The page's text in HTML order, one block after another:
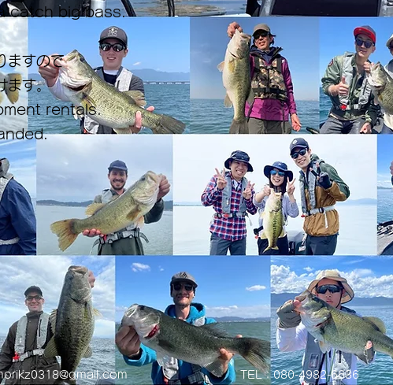
catch big bass.
ますので
ます。
rentals.
TEL：080-4982-6636